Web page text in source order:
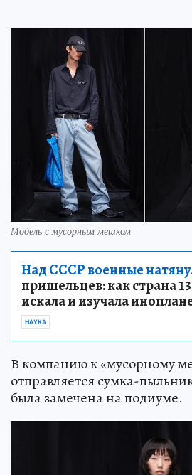
Модель с мусорным мешком
Над СССР военные
пришельцев: как страна
искала и изучала
НАУКА
В компанию к «мусорному
отправляется сумка-
была замечена на подиуме.